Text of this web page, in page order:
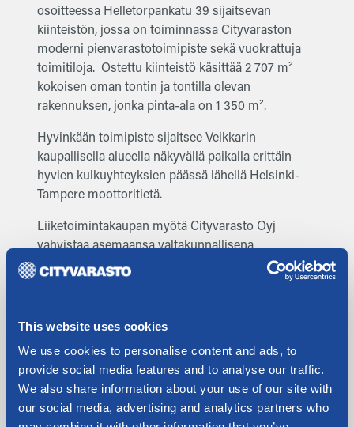
This website uses cookies
We use cookies to personalise content and ads, to
provide social media features and to analyse our traffic.
We also share information about your use of our site with
our social media, advertising and analytics partners who
osoitteessa Helletorpankatu 39 sijaitsevan
kiinteistön, jossa on toiminnassa Cityvaraston
moderni pienvarastotoimipiste sekä vuokrattuja
toimitiloja. Ostettu kiinteistö käsittää 2 707 m²
kokoisen oman tontin ja tontilla olevan
rakennuksen, jonka pinta-ala on 1 350 m².
Hyvinkään toimipiste sijaitsee Veikkarin
kaupallisella alueella näkyvällä paikalla erittäin
hyvien kulkuyhteyksien päässä lähellä Helsinki-
Tampere moottoritietä.
Liiketoimintakaupan myötä Cityvarasto Oyj
vahvistaa asemaansa valtakunnallisena
pienvarastoyrityksenä. Cityvarastolla on kaupan
jälkeen 55 toimipistettä suurimmissa
Vantaa, Oulu, Joensuu, Jyväskylä, Kotka, Kouvola,
Kerava, Turku, Tampere, Salo, Seinäjoki,
Savonlinna, Pori, Porvoo, Hämeenlinna,
Rovaniemi, Porvoo, Ylöjärvi, Vaasa ja Hyvinkää.